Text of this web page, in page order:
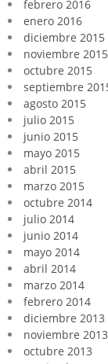
febrero 2016
enero 2016
diciembre 2015
noviembre 2015
octubre 2015
septiembre
agosto 2015
julio 2015
junio 2015
mayo 2015
abril 2015
marzo 2015
octubre 2014
julio 2014
junio 2014
mayo 2014
abril 2014
marzo 2014
febrero 2014
diciembre 2013
noviembre 2013
octubre 2013